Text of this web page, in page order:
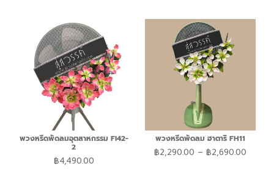
พวงหรีดพัดลมอุตสาหกรรม FI42-
2
฿4,490.00
พวงหรีดพัดลม ฮาตาริ FH11
฿2,290.00 – ฿2,690.00